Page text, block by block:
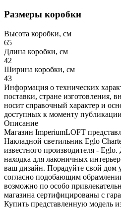
Размеры коробки
Высота коробки, см
65
Длина коробки, см
42
Ширина коробки, см
43
Информация о технических
поставки, стране изготовления,
носит справочный характер и
доступных к моменту
Описание
Магазин ImperiumLOFT
Накладной светильник Eglo
известного производителя -
находка для лаконичных
ваш дизайн. Порадуйте свой дом
согласно подобающим
возможно по особо
магазина сертифицированы с
Купить представленную модель